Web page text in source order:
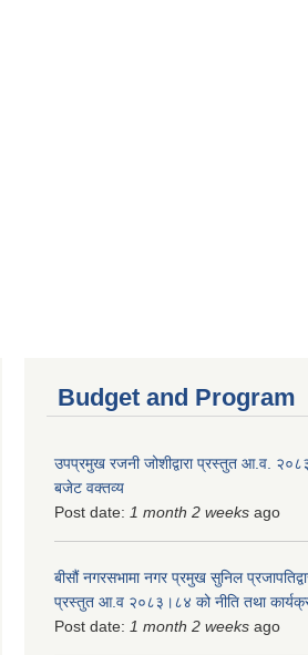
Budget and Program
उपप्रमुख रजनी जोशीद्वारा प्रस्तुत आ.व.
बजेट वक्तव्य
Post date: 1 month 2 weeks ago
बीसौं नगरसभामा नगर प्रमुख सुनिल
प्रस्तुत आ.व‍ २०८३।८४ को नीति तथा
Post date: 1 month 2 weeks ago